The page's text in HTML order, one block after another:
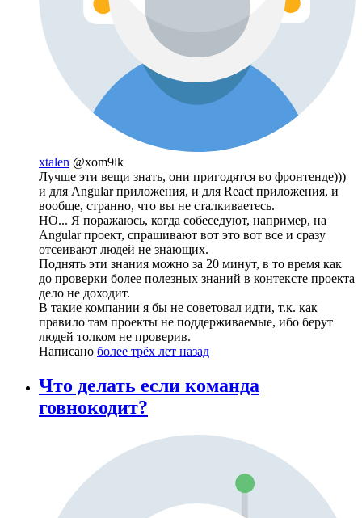
xtalen @xom9lk
Лучше эти вещи знать, они пригодятся во фронтенде)))
и для Angular приложения, и для React приложения, и
вообще, странно, что вы не сталкиваетесь.
НО... Я поражаюсь, когда собеседуют, например, на
Angular проект, спрашивают вот это вот все и сразу
отсеивают людей не знающих.
Поднять эти знания можно за 20 минут, в то время как
до проверки более полезных знаний в контексте проекта
дело не доходит.
В такие компании я бы не советовал идти, т.к. как
правило там проекты не поддерживаемые, ибо берут
людей толком не проверив.
Написано более трёх лет назад
Что делать если команда
говнокодит?